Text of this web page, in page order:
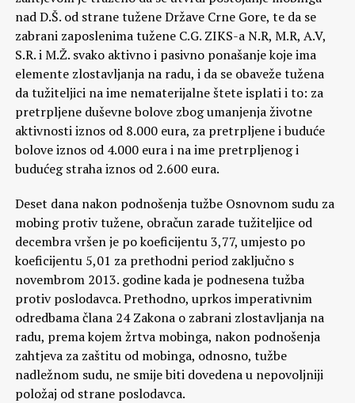
nad D.Š. od strane tužene Države Crne Gore, te da se
zabrani zaposlenima tužene C.G. ZIKS-a N.R, M.R, A.V,
S.R. i M.Ž. svako aktivno i pasivno ponašanje koje ima
elemente zlostavljanja na radu, i da se obaveže tužena
da tužiteljici na ime nematerijalne štete isplati i to: za
pretrpljene duševne bolove zbog umanjenja životne
aktivnosti iznos od 8.000 eura, za pretrpljene i buduće
bolove iznos od 4.000 eura i na ime pretrpljenog i
budućeg straha iznos od 2.600 eura.
Deset dana nakon podnošenja tužbe Osnovnom sudu za
mobing protiv tužene, obračun zarade tužiteljice od
decembra vršen je po koeficijentu 3,77, umjesto po
koeficijentu 5,01 za prethodni period zaključno s
novembrom 2013. godine kada je podnesena tužba
protiv poslodavca. Prethodno, uprkos imperativnim
odredbama člana 24 Zakona o zabrani zlostavljanja na
radu, prema kojem žrtva mobinga, nakon podnošenja
zahtjeva za zaštitu od mobinga, odnosno, tužbe
nadležnom sudu, ne smije biti dovedena u nepovoljniji
položaj od strane poslodavca.